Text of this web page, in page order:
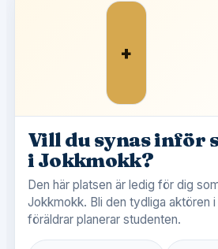
+
Vill du synas inför
i Jokkmokk?
Den här platsen är ledig för dig
Jokkmokk. Bli den tydliga aktören
föräldrar planerar studenten.